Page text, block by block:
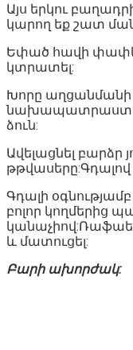
Այս երկու
կարող եք շատ
Եփած հավի
կտրատել:
Խորը աղցանմանի
ձուն:
Ավելացնել բարձր
թթվասերը:Գդալով
Գդալի
բոլոր կողմերից
և մատուցել:
Բարի ախորժակ: